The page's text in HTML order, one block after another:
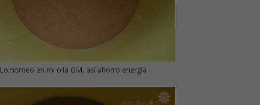
Lo horneo en mi olla GM, así ahorro energía